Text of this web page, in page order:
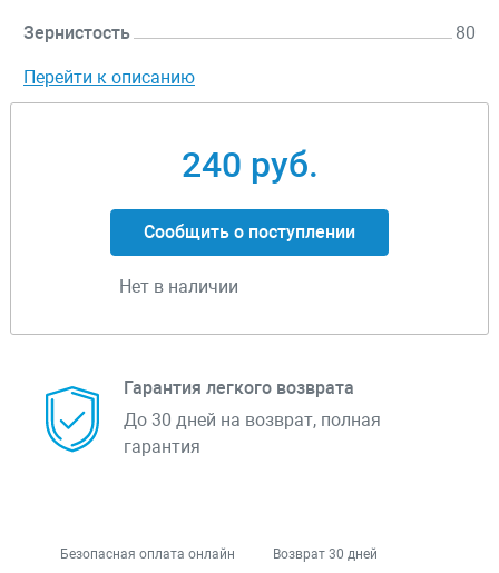
Зернистость 80
Перейти к описанию
240 руб.
Сообщить о поступлении
Нет в наличии
Гарантия легкого возврата
До 30 дней на возврат, полная
гарантия
Безопасная оплата онлайн Возврат 30 дней